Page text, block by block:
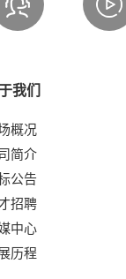
我们
概况
简介
公告
招聘
中心
历程